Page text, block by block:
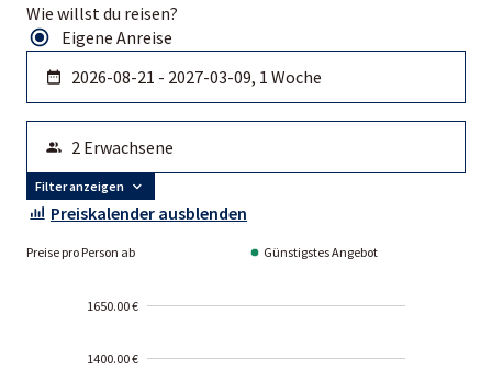
Wie willst du reisen?
Eigene Anreise
Filter anzeigen
Preiskalender ausblenden
Preise pro Person ab Günstigstes Angebot
1650.00 €
1400.00 €